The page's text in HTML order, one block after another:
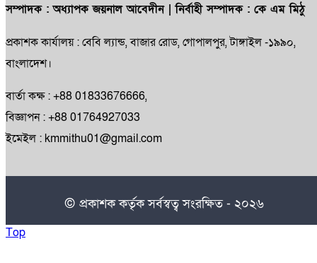
সম্পাদক :অধ্যাপক জয়নাল আবেদীন| নির্বাহী সম্পাদক : কে এম মিঠু
প্রকাশক কার্যালয় : বেবি ল্যান্ড, বাজার রোড, গোপালপুর, টাঙ্গাইল -১৯৯০,
বাংলাদেশ।
বার্তা কক্ষ : +88 01833676666,
বিজ্ঞাপন : +88 01764927033
ইমেইল : kmmithu01@gmail.com
© প্রকাশক কর্তৃক সর্বস্বত্ব সংরক্ষিত - ২০২৬
Top